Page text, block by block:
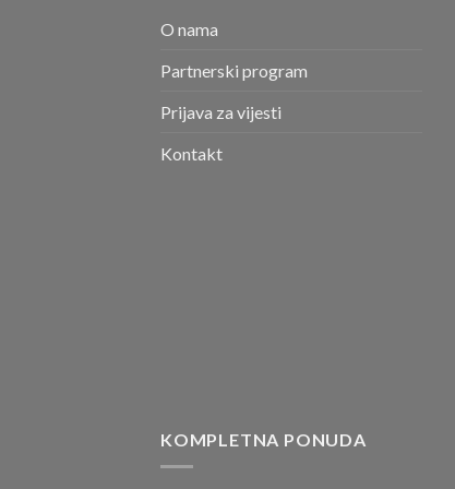
O nama
Partnerski program
Prijava za vijesti
Kontakt
KOMPLETNA PONUDA